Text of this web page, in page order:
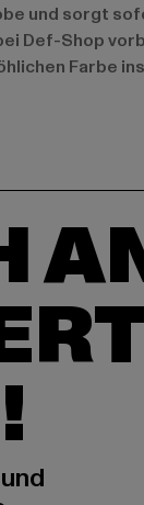
und sorgt
Def-Shop
Farbe